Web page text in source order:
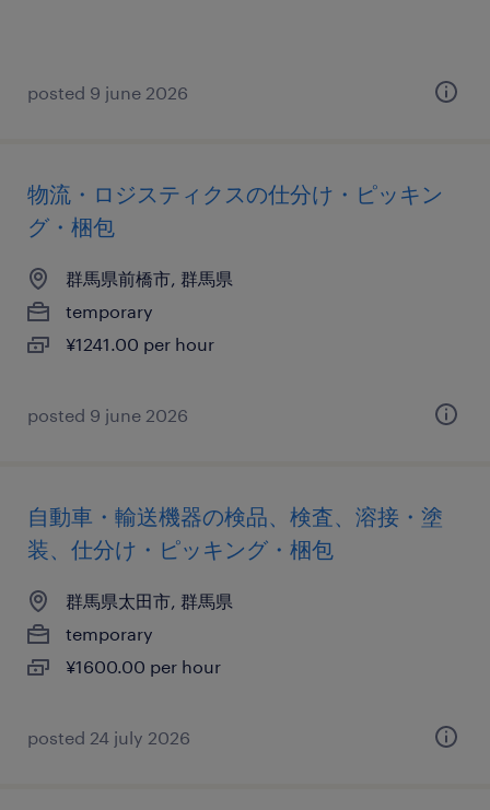
posted 9 june 2026
物流・ロジスティクスの仕分け・ピッキン
グ・梱包
群馬県前橋市, 群馬県
temporary
¥1241.00 per hour
posted 9 june 2026
自動車・輸送機器の検品、検査、溶接・塗
装、仕分け・ピッキング・梱包
群馬県太田市, 群馬県
temporary
¥1600.00 per hour
posted 24 july 2026